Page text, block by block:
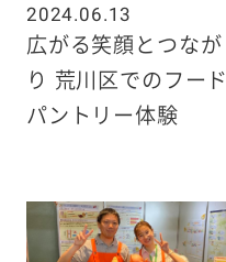
2024.06.13
広がる笑顔とつなが
り 荒川区でのフード
パントリー体験